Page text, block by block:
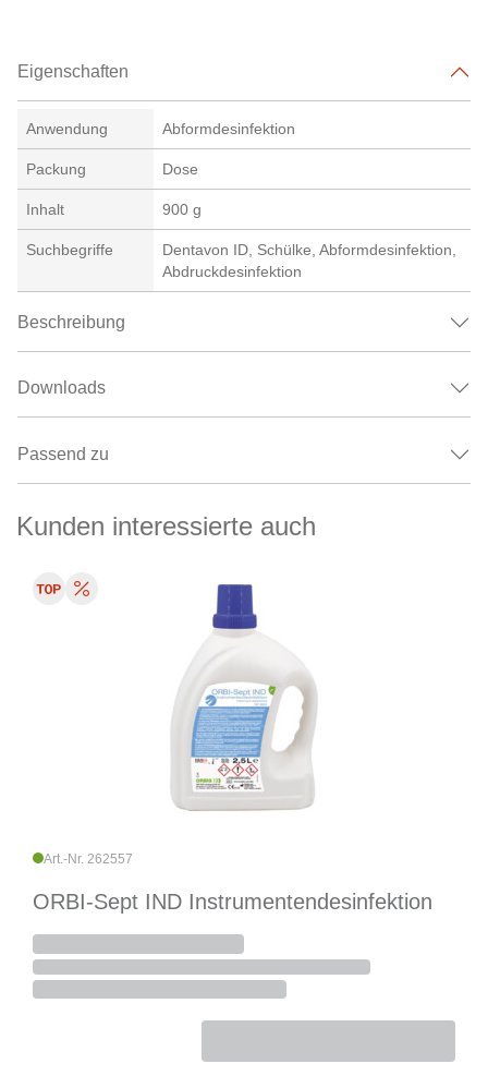
Eigenschaften
Anwendung Abformdesinfektion
Packung Dose
Inhalt 900 g
Suchbegriffe
Dentavon ID, Schülke, Abformdesinfektion,
Abdruckdesinfektion
Beschreibung
Downloads
Passend zu
Kunden interessierte auch
Art.-Nr. 262557
ORBI-Sept IND Instrumentendesinfektion